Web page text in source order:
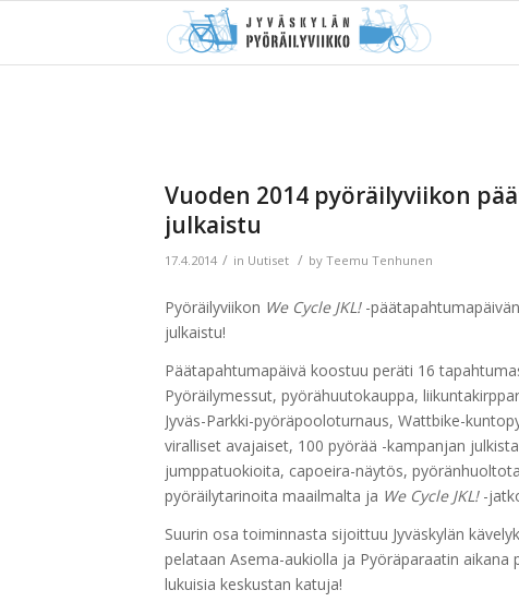
Vuoden 2014 pyöräilyviikon
julkaistu
17.4.2014 / in Uutiset / by Teemu Tenhunen
Pyöräilyviikon We Cycle JKL!-
julkaistu!
Päätapahtumapäivä koostuu peräti 16
Pyöräilymessut, pyörähuutokauppa,
Jyväs-Parkki-pyöräpooloturnaus, Wattbike-
viralliset avajaiset, 100 pyörää -kampanjan
jumppatuokioita, capoeira-näytös,
pyöräilytarinoita maailmalta ja We Cycle JKL!-
Suurin osa toiminnasta sijoittuu Jyväskylän
pelataan Asema-aukiolla ja Pyöräparaatin aikana
lukuisia keskustan katuja!